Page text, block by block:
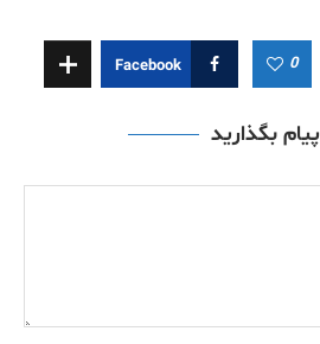
0
Facebook
پیام بگذارید